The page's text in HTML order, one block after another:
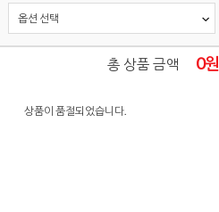
총 상품 금액 0원
상품이 품절되었습니다.